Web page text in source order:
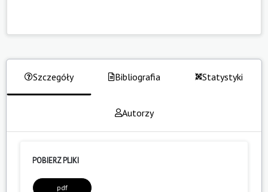
Szczegóły Bibliografia Statystyki
Autorzy
POBIERZ PLIKI
pdf